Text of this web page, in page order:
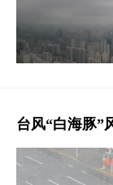
台风“白海豚”